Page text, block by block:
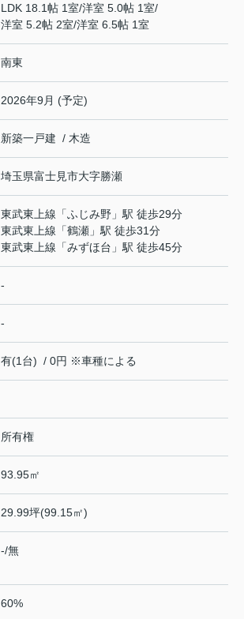
LDK 18.1帖 1室/洋室 5.0帖 1室/
洋室 5.2帖 2室/洋室 6.5帖 1室
南東
2026年9月 (予定)
新築一戸建 / 木造
埼玉県富士見市大字勝瀬
東武東上線 「ふじみ野 」駅 徒歩29分
東武東上線 「鶴瀬 」駅 徒歩31分
東武東上線 「みずほ台 」駅 徒歩45分
-
-
有(1台) / 0円 ※車種による
所有権
93.95㎡
29.99坪(99.15㎡)
-/無
60%